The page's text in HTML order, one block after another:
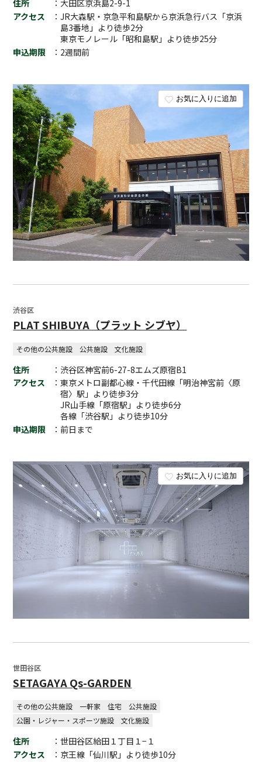
お気に入りに追加
住所
：大田区京浜島2-9-1
アクセス
：JR大森駅・京急平和島駅から京浜急行バス「京浜
島3番地」より徒歩2分
東京モノレール「昭和島駅」より徒歩25分
申込期限
：2週間前
お気に入りに追加
渋谷区
PLAT SHIBUYA（プラット シブヤ）
その他の公共施設 公共施設 文化施設
住所
：渋谷区神宮前6-27-8エムズ原宿B1
アクセス
：東京メトロ副都心線・千代田線「明治神宮前〈原
宿〉駅」より徒歩3分
JR山手線「原宿駅」より徒歩6分
各線「渋谷駅」より徒歩10分
申込期限
：前日まで
世田谷区
SETAGAYA Qs-GARDEN
その他の公共施設 一軒家 住宅
公共施設
公園・レジャー・スポーツ施設
文化施設
住所
：世田谷区給田１丁目１−１
アクセス
：京王線「仙川駅」より徒歩10分